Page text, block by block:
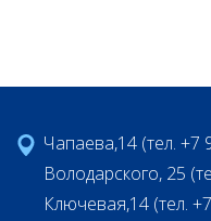
Чапаева,14 (тел. +7
Володарского, 25
Ключевая,14 (тел.